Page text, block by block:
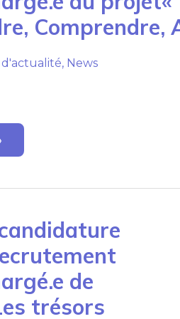
Comprendre,
d'actualité, News
de
trésors